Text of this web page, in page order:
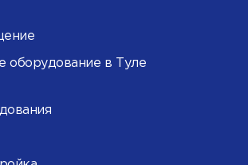
оборудование в Туле